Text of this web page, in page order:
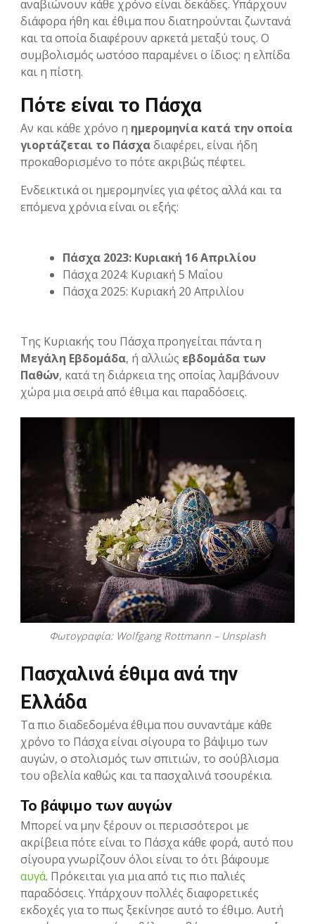
αναβιώνουν κάθε χρόνο είναι δεκάδες. Υπάρχουν
διάφορα ήθη και έθιμα που διατηρούνται ζωντανά
και τα οποία διαφέρουν αρκετά μεταξύ τους. Ο
συμβολισμός ωστόσο παραμένει ο ίδιος: η ελπίδα
και η πίστη.
Πότε είναι το Πάσχα
Αν και κάθε χρόνο η ημερομηνία κατά την οποία
γιορτάζεται το Πάσχαδιαφέρει, είναι ήδη
προκαθορισμένο το πότε ακριβώς πέφτει.
Ενδεικτικά οι ημερομηνίες για φέτος αλλά και τα
επόμενα χρόνια είναι οι εξής:
Πάσχα 2023: Κυριακή 16 Απριλίου
Πάσχα 2024: Κυριακή 5 Μαΐου
Πάσχα 2025: Κυριακή 20 Απριλίου
Της Κυριακής του Πάσχα προηγείται πάντα η
Μεγάλη Εβδομάδα, ή αλλιώς εβδομάδα των
Παθών, κατά τη διάρκεια της οποίας λαμβάνουν
χώρα μια σειρά από έθιμα και παραδόσεις.
Φωτογραφία: Wolfgang Rottmann – Unsplash
Πασχαλινά έθιμα ανά την
Ελλάδα
Τα πιο διαδεδομένα έθιμα που συναντάμε κάθε
χρόνο το Πάσχα είναι σίγουρα το βάψιμο των
αυγών, ο στολισμός των σπιτιών, το σούβλισμα
του οβελία καθώς και τα πασχαλινά τσουρέκια.
Το βάψιμο των αυγών
Μπορεί να μην ξέρουν οι περισσότεροι με
ακρίβεια πότε είναι το Πάσχα κάθε φορά, αυτό που
σίγουρα γνωρίζουν όλοι είναι το ότι βάφουμε
αυγά. Πρόκειται για μια από τις πιο παλιές
παραδόσεις. Υπάρχουν πολλές διαφορετικές
εκδοχές για το πως ξεκίνησε αυτό το έθιμο. Αυτή